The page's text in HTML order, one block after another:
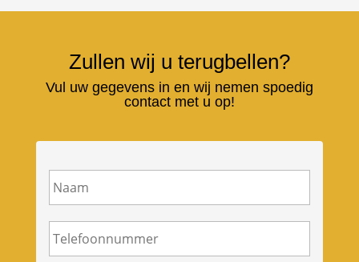
Zullen wij u terugbellen?
Vul uw gegevens in en wij nemen spoedig
contact met u op!
N
a
a
T
e
l